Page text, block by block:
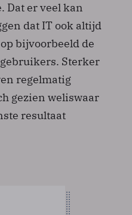
Dat er veel kan
dat IT ook altijd
bijvoorbeeld de
Sterker
regelmatig
gezien weliswaar
resultaat